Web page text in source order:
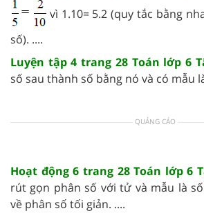
vì 1.10= 5.2 (quy tắc bằng
số). ....
Luyện tập 4 trang 28 Toán lớp 6
số sau thành số bằng nó và có mẫu
QUẢNG CÁO
Hoạt động 6 trang 28 Toán lớp 6
rút gọn phân số với tử và mẫu là
về phân số tối giản. ....